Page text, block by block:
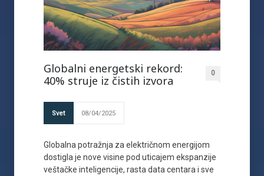
Globalni energetski rekord:
40% struje iz čistih izvora
0
Svet 08/04/2025
Globalna potražnja za električnom energijom
dostigla je nove visine pod uticajem ekspanzije
veštačke inteligencije, rasta data centara i sve